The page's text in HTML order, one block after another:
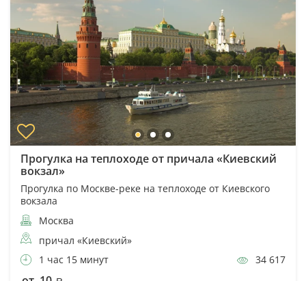
Прогулка на теплоходе от причала «Киевский
вокзал»
Прогулка по Москве-реке на теплоходе от Киевского
вокзала
Москва
причал «Киевский»
1 час 15 минут
34 617